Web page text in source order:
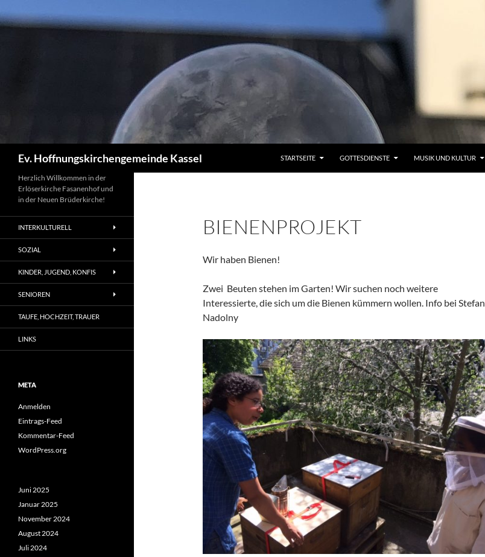
Inhalt
Ev. Hoffnungskirchengemeinde Kassel STARTSEITE GOTTESDIENSTE MUSIK UND KULTUR
BIENENPROJEKT
Wir haben Bienen!
Zwei Beuten stehen im Garten! Wir suchen noch weitere
Interessierte, die sich um die Bienen kümmern wollen. Info bei Stefan
Nadolny
Herzlich Willkommen in der
Erlöserkirche Fasanenhof und
in der Neuen Brüderkirche!
INTERKULTURELL
SOZIAL
KINDER, JUGEND, KONFIS
SENIOREN
TAUFE, HOCHZEIT, TRAUER
LINKS
META
Anmelden
Eintrags-Feed
Kommentar-Feed
WordPress.org
Juni 2025
Januar 2025
November 2024
August 2024
Juli 2024